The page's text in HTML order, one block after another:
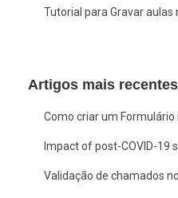
Tutorial para Gravar aulas
Artigos mais recentes
Como criar um Formulário
Impact of post-COVID-
Validação de chamados no